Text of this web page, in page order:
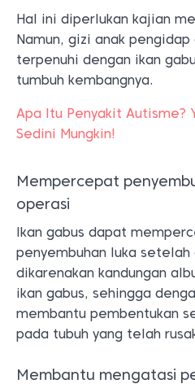
Hal ini diperlukan kajian
Namun, gizi anak
terpenuhi dengan ikan
tumbuh kembangnya.
Apa Itu Penyakit Autisme?
Sedini Mungkin!
Mempercepat
operasi
Ikan gabus dapat
penyembuhan luka
dikarenakan kandungan
ikan gabus, sehingga
membantu pembentukan
pada tubuh yang telah
Membantu mengatasi